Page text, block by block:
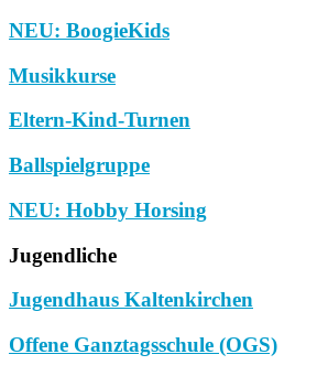
NEU: BoogieKids
Musikkurse
Eltern-Kind-Turnen
Ballspielgruppe
NEU: Hobby Horsing
Jugendliche
Jugendhaus Kaltenkirchen
Offene Ganztagsschule (OGS)